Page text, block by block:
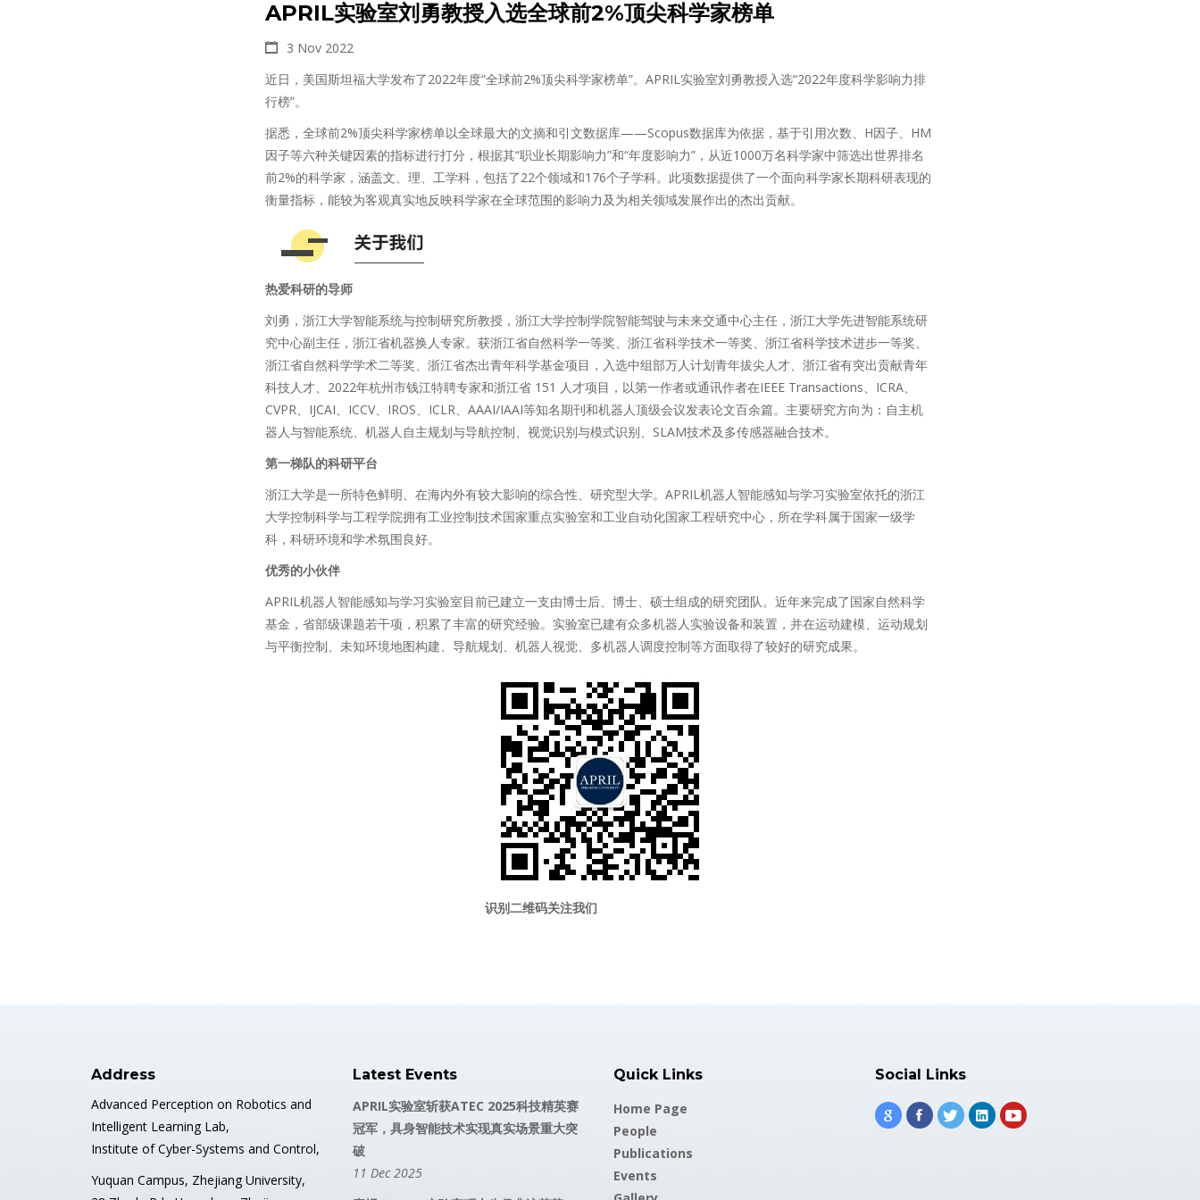
APRIL实验室刘勇教授入选全球前2%顶尖科学家榜单
3 Nov 2022
近日，美国斯坦福大学发布了2022年度“全球前2%顶尖科学家榜单”。APRIL实验室刘勇教授入选“2022年度科学影响力排
行榜”。
据悉，全球前2%顶尖科学家榜单以全球最大的文摘和引文数据库——Scopus数据库为依据，基于引用次数、H因子、HM
因子等六种关键因素的指标进行打分，根据其“职业长期影响力”和“年度影响力”，从近1000万名科学家中筛选出世界排名
前2%的科学家，涵盖文、理、工学科，包括了22个领域和176个子学科。此项数据提供了一个面向科学家长期科研表现的
衡量指标，能较为客观真实地反映科学家在全球范围的影响力及为相关领域发展作出的杰出贡献。
热爱科研的导师
刘勇，浙江大学智能系统与控制研究所教授，浙江大学控制学院智能驾驶与未来交通中心主任，浙江大学先进智能系统研
究中心副主任，浙江省机器换人专家。获浙江省自然科学一等奖、浙江省科学技术一等奖、浙江省科学技术进步一等奖、
浙江省自然科学学术二等奖、浙江省杰出青年科学基金项目，入选中组部万人计划青年拔尖人才、浙江省有突出贡献青年
科技人才、2022年杭州市钱江特聘专家和浙江省 151 人才项目，以第一作者或通讯作者在IEEE Transactions、ICRA、
CVPR、IJCAI、ICCV、IROS、ICLR、AAAI/IAAI等知名期刊和机器人顶级会议发表论文百余篇。主要研究方向为：自主机
器人与智能系统、机器人自主规划与导航控制、视觉识别与模式识别、SLAM技术及多传感器融合技术。
第一梯队的科研平台
浙江大学是一所特色鲜明、在海内外有较大影响的综合性、研究型大学。APRIL机器人智能感知与学习实验室依托的浙江
大学控制科学与工程学院拥有工业控制技术国家重点实验室和工业自动化国家工程研究中心，所在学科属于国家一级学
科，科研环境和学术氛围良好。
优秀的小伙伴
APRIL机器人智能感知与学习实验室目前已建立一支由博士后、博士、硕士组成的研究团队。近年来完成了国家自然科学
基金，省部级课题若干项，积累了丰富的研究经验。实验室已建有众多机器人实验设备和装置，并在运动建模、运动规划
与平衡控制、未知环境地图构建、导航规划、机器人视觉、多机器人调度控制等方面取得了较好的研究成果。
识别二维码关注我们
Address
Advanced Perception on Robotics and
Intelligent Learning Lab,
Institute of Cyber-Systems and Control,
Yuquan Campus, Zhejiang University,
Latest Events
APRIL实验室斩获ATEC 2025科技精英赛
冠军，具身智能技术实现真实场景重大突
破
11 Dec 2025
Quick Links
Home Page
People
Publications
Events
Social Links